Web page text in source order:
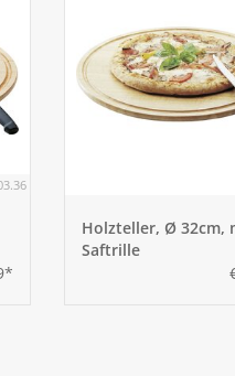
Holzteller, Ø 32cm,
Saftrille